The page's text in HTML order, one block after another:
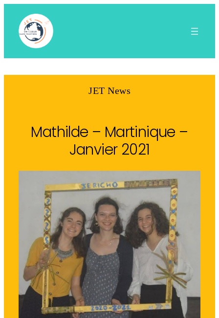
contenu
JET News
Mathilde – Martinique –
Janvier 2021